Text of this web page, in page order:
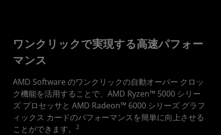
ワンクリックで実現する高速パフォー
マンス
AMD Software のワンクリックの自動オーバー クロッ
ク機能を活用することで、AMD Ryzen™ 5000 シリー
ズ プロセッサと AMD Radeon™ 6000 シリーズ グラフ
ィックス カードのパフォーマンスを簡単に向上させる
ことができます。
2